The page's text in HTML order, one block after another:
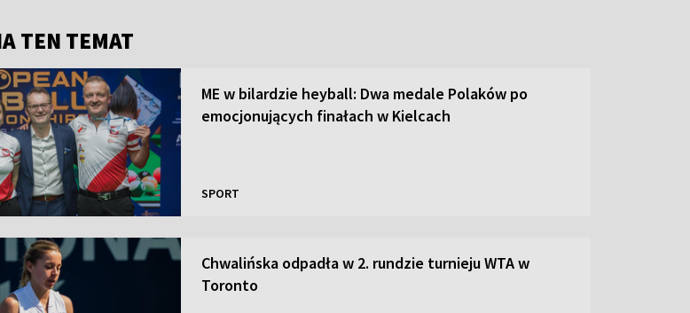
TEN TEMAT
ME w bilardzie heyball: Dwa medale Polaków po
emocjonujących finałach w Kielcach
SPORT
Chwalińska odpadła w 2. rundzie turnieju WTA w
Toronto